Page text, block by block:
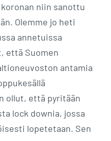
niin sanottu
Olemme jo heti
annetuissa
että Suomen
antamia
ollut, että pyritään
lock downia, jossa
lopetetaan. Sen